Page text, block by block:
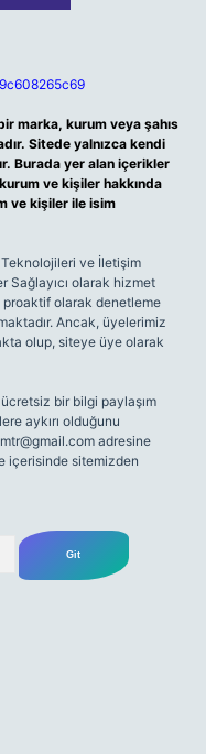
marka, kurum veya şahıs
Sitede yalnızca kendi
Burada yer alan içerikler
ve kişiler hakkında
ve kişiler ile isim
Teknolojileri ve İletişim
Sağlayıcı olarak hizmet
olarak denetleme
Ancak, üyelerimiz
olup, siteye üye olarak
bir bilgi paylaşım
aykırı olduğunu
adresine
içerisinde sitemizden